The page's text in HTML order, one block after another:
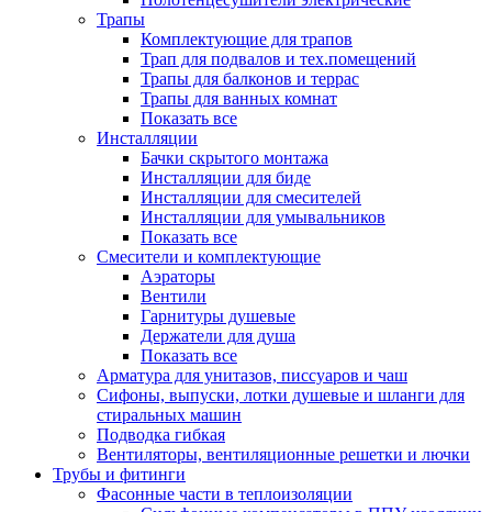
Трапы
Комплектующие для трапов
Трап для подвалов и тех.помещений
Трапы для балконов и террас
Трапы для ванных комнат
Показать все
Инсталляции
Бачки скрытого монтажа
Инсталляции для биде
Инсталляции для смесителей
Инсталляции для умывальников
Показать все
Смесители и комплектующие
Аэраторы
Вентили
Гарнитуры душевые
Держатели для душа
Показать все
Арматура для унитазов, писсуаров и чаш
Сифоны, выпуски, лотки душевые и шланги для
стиральных машин
Подводка гибкая
Вентиляторы, вентиляционные решетки и лючки
Трубы и фитинги
Фасонные части в теплоизоляции